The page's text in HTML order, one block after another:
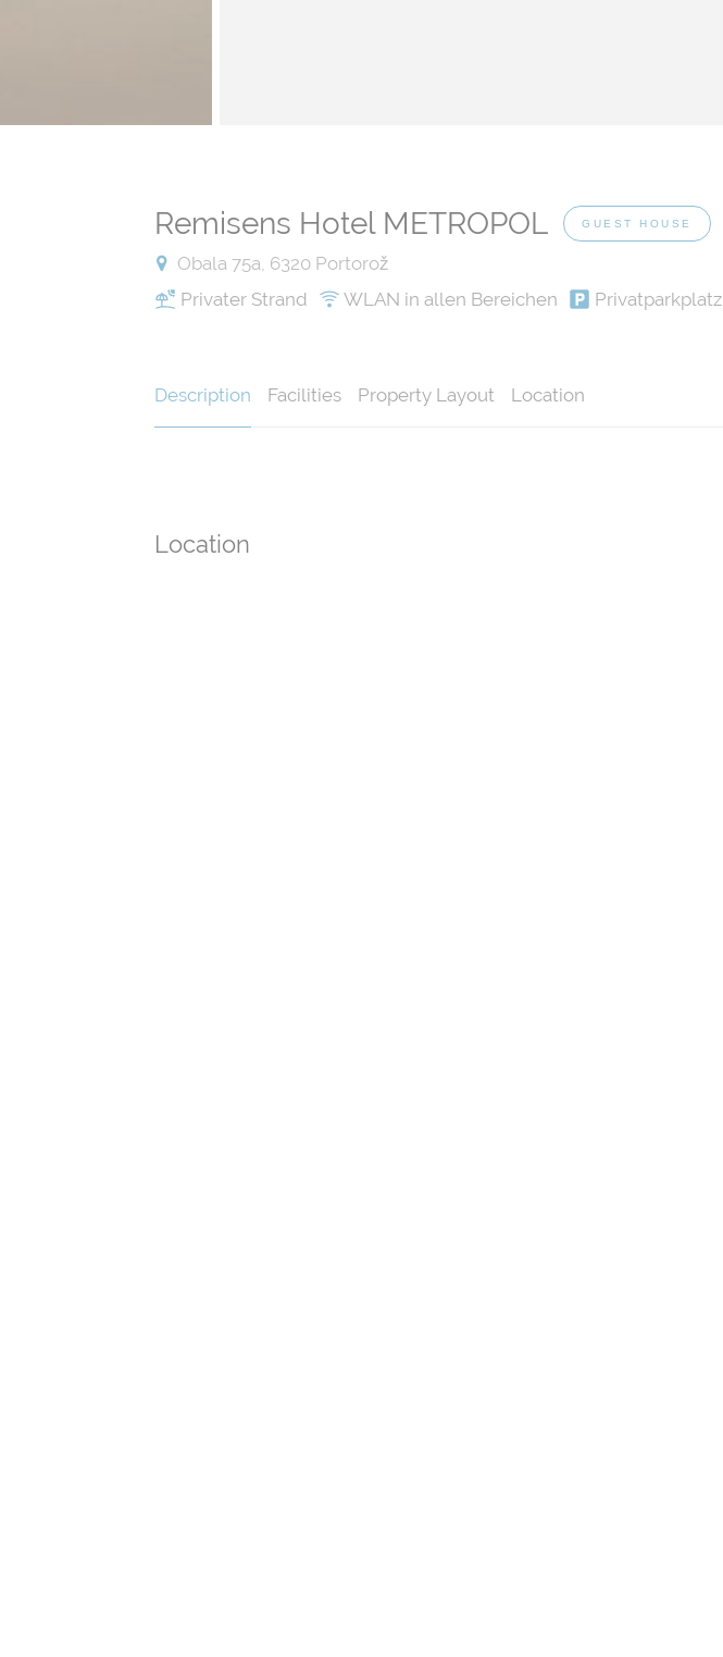
Remisens Hotel METROPOL GUEST HOUSE
Obala 75a, 6320 Portorož
Privater Strand
WLAN in allen Bereichen Privatparkplatz
Description Facilities Property Layout Location
Location